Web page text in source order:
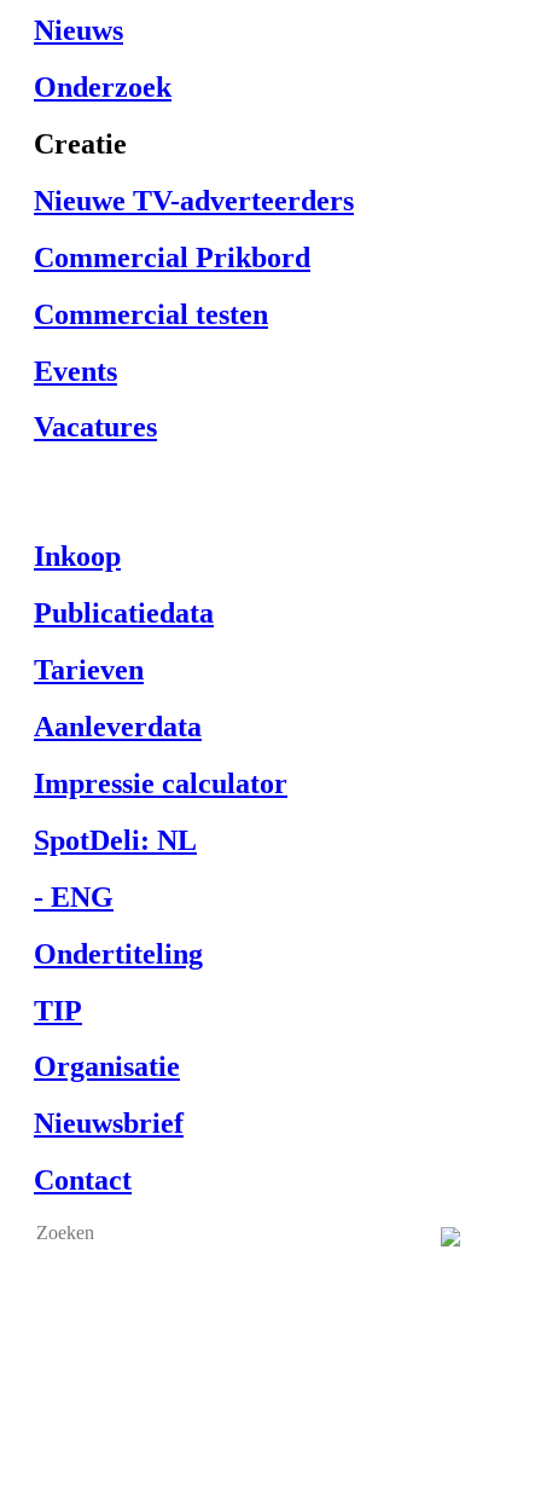
Nieuws
Onderzoek
Creatie
Nieuwe TV-adverteerders
Commercial Prikbord
Commercial testen
Events
Vacatures
Inkoop
Publicatiedata
Tarieven
Aanleverdata
Impressie calculator
SpotDeli: NL
- ENG
Ondertiteling
TIP
Organisatie
Nieuwsbrief
Contact